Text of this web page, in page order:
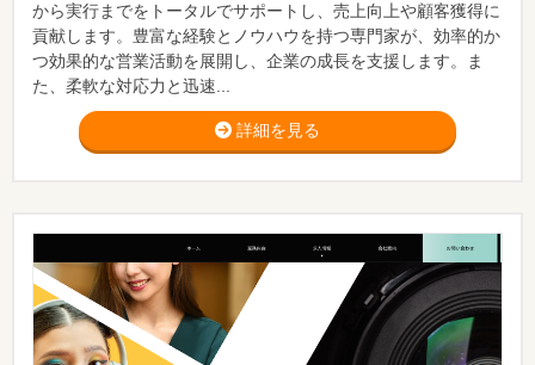
から実行までをトータルでサポートし、売上向上や顧客獲得に
貢献します。豊富な経験とノウハウを持つ専門家が、効率的か
つ効果的な営業活動を展開し、企業の成長を支援します。ま
た、柔軟な対応力と迅速...
詳細を見る